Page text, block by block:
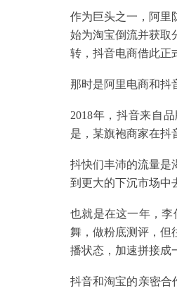
作为巨头之一，阿里
始为淘宝倒流并获取
转，抖音电商借此正
那时是阿里电商和抖
2018年，抖音来自
是，某旗袍商家在抖
抖快们丰沛的流量是
到更大的下沉市场中
也就是在这一年，
舞，做粉底测评，但
播状态，加速拼接成
抖音和淘宝的亲密合